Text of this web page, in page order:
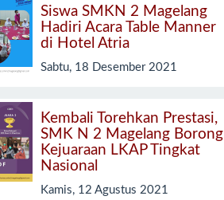
Siswa SMKN 2 Magelang
Hadiri Acara Table Manner
di Hotel Atria
Sabtu, 18 Desember 2021
Kembali Torehkan Prestasi,
SMK N 2 Magelang Borong
Kejuaraan LKAP Tingkat
Nasional
Kamis, 12 Agustus 2021